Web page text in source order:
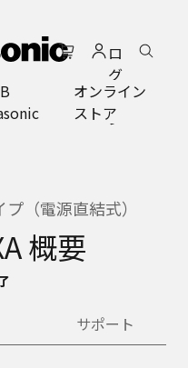
ロ
グ
イ
ン
オンライン
ストア
（電源直結式）
概要
サポート